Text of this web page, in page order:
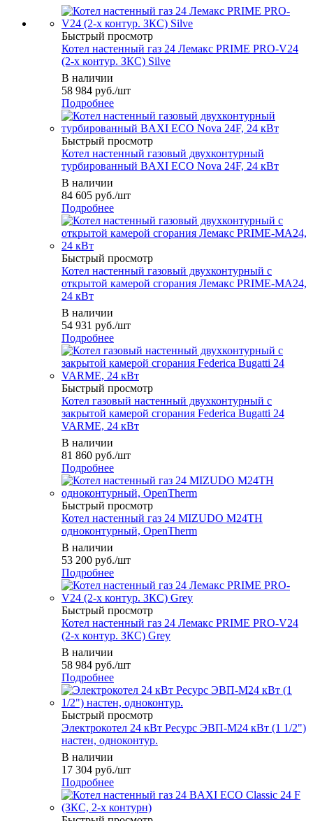
Быстрый просмотр
Котел настенный газ 24 Лемакс PRIME PRO-V24
(2-х контур. ЗКС) Silve
В наличии
58 984 руб./шт
Подробнее
Быстрый просмотр
Котел настенный газовый двухконтурный
турбированный BAXI ECO Nova 24F, 24 кВт
В наличии
84 605 руб./шт
Подробнее
Быстрый просмотр
Котел настенный газовый двухконтурный с
открытой камерой сгорания Лемакс PRIME-MA24,
24 кВт
В наличии
54 931 руб./шт
Подробнее
Быстрый просмотр
Котел газовый настенный двухконтурный с
закрытой камерой сгорания Federica Bugatti 24
VARME, 24 кВт
В наличии
81 860 руб./шт
Подробнее
Быстрый просмотр
Котел настенный газ 24 MIZUDO М24TH
одноконтурный, OpenTherm
В наличии
53 200 руб./шт
Подробнее
Быстрый просмотр
Котел настенный газ 24 Лемакс PRIME PRO-V24
(2-х контур. ЗКС) Grey
В наличии
58 984 руб./шт
Подробнее
Быстрый просмотр
Электрокотел 24 кВт Ресурс ЭВП-М24 кВт (1 1/2")
настен, одноконтур.
В наличии
17 304 руб./шт
Подробнее